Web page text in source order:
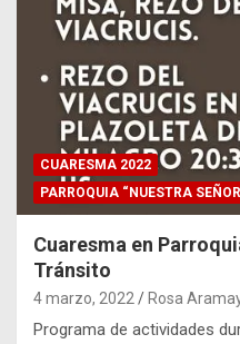
CUARESMA 2022
PARROQUIA “NUESTRA
Cuaresma en
Tránsito
4 marzo, 2022 Rosa
Programa de actividades